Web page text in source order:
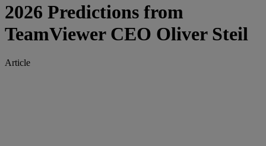
2026 Predictions from
TeamViewer CEO Oliver Steil
Article